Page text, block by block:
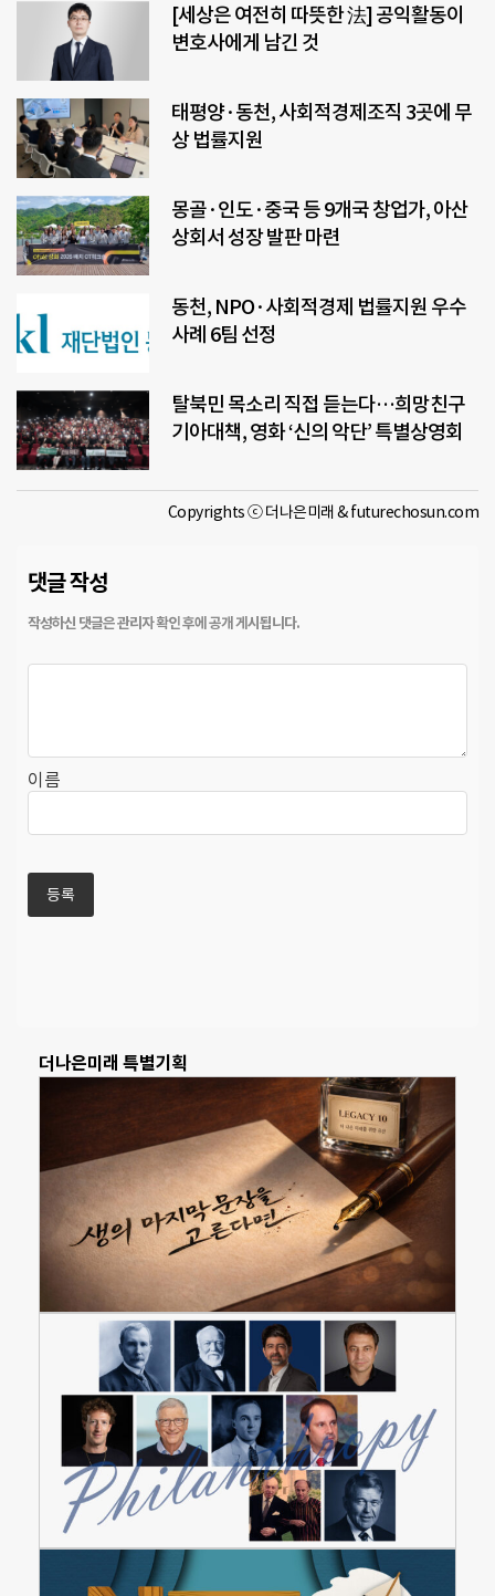
[세상은 여전히 따뜻한 法] 공익활동이
변호사에게 남긴 것
태평양·동천, 사회적경제조직 3곳에 무
상 법률지원
몽골·인도·중국 등 9개국 창업가, 아산
상회서 성장 발판 마련
동천, NPO·사회적경제 법률지원 우수
사례 6팀 선정
탈북민 목소리 직접 듣는다…희망친구
기아대책, 영화 ‘신의 악단’ 특별상영회
Copyrights ⓒ 더나은미래 & futurechosun.com
댓글 작성
이름
더나은미래 특별기획